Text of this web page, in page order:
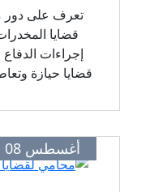
تعرف على
قضايا
إجراءات الدفاع
قضايا حيازة
وفقًا للقانون
محمد
أغسطس 08